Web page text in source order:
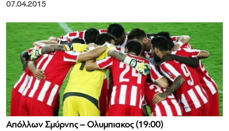
07.04.2015
Απόλλων Σμύρνης – Ολυμπιακος (19:00)